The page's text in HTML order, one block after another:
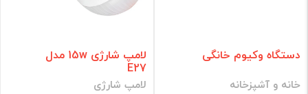
دستگاه وکیوم خانگی
خانه و آشپزخانه
لامپ شارژی 15w مدل
E27
لامپ شارژی